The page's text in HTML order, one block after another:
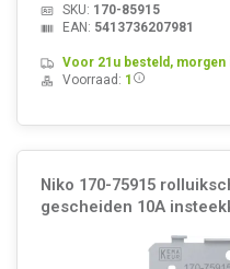
SKU: 170-85915
EAN: 5413736207981
Voor 21u besteld, morgen
Voorraad: 1
Niko 170-75915
gescheiden 10A